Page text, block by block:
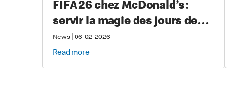
FIFA 26 chez McDonald’s :
servir la magie des jours de
match aux amateurs du
monde entier avec des repas
offerts pour une durée limitée
News| 06-02-2026
Read more